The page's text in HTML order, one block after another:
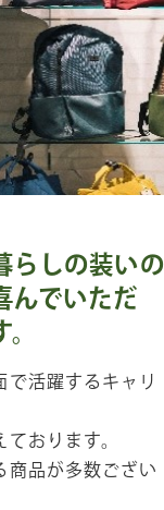
らしの装いの
んでいただ
活躍するキャリ
おります。
商品が多数ござい